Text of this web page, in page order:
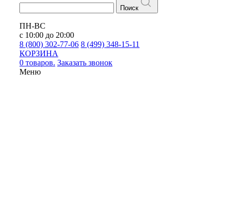
Поиск
ПН-ВС
с 10:00 до 20:00
8 (800) 302-77-06 8 (499) 348-15-11
КОРЗИНА
0 товаров. Заказать звонок
Меню